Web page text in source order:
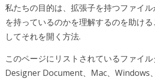
私たちの目的は、拡張子を持つファイ
を持っているのかを理解するのを助け
してそれを開く方法.
このページにリストされているファイル
Designer Document、Mac、Windows